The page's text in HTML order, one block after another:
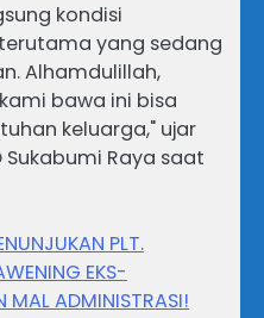
kondisi
yang sedang
Alhamdulillah,
bawa ini bisa
keluarga," ujar
Sukabumi Raya saat
PLT.
EKS-
MAL ADMINISTRASI!